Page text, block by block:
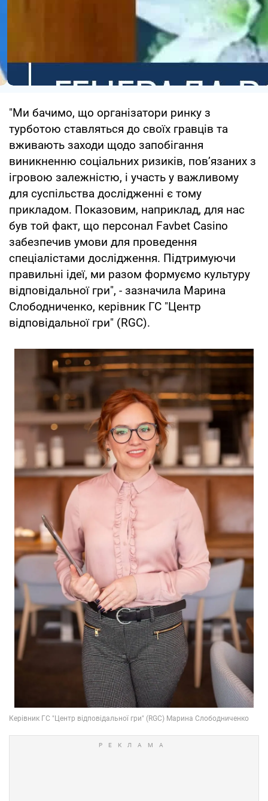
"Ми бачимо, що організатори ринку з
турботою ставляться до своїх гравців та
вживають заходи щодо запобігання
виникненню соціальних ризиків, пов’язаних з
ігровою залежністю, і участь у важливому
для суспільства дослідженні є тому
прикладом. Показовим, наприклад, для нас
був той факт, що персонал Favbet Casino
забезпечив умови для проведення
спеціалістами дослідження. Підтримуючи
правильні ідеї, ми разом формуємо культуру
відповідальної гри", - зазначила Марина
Слободниченко, керівник ГС "Центр
відповідальної гри" (RGC).